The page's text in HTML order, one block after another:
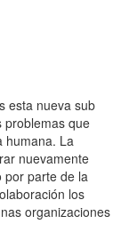
esta nueva sub
problemas que
humana. La
nuevamente
por parte de la
los
organizaciones